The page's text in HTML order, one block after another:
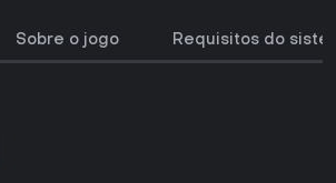
Sobre o jogo Requisitos do